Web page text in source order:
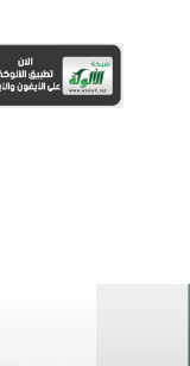
أكبر مشروع إسلامي في
اختتام منافسات